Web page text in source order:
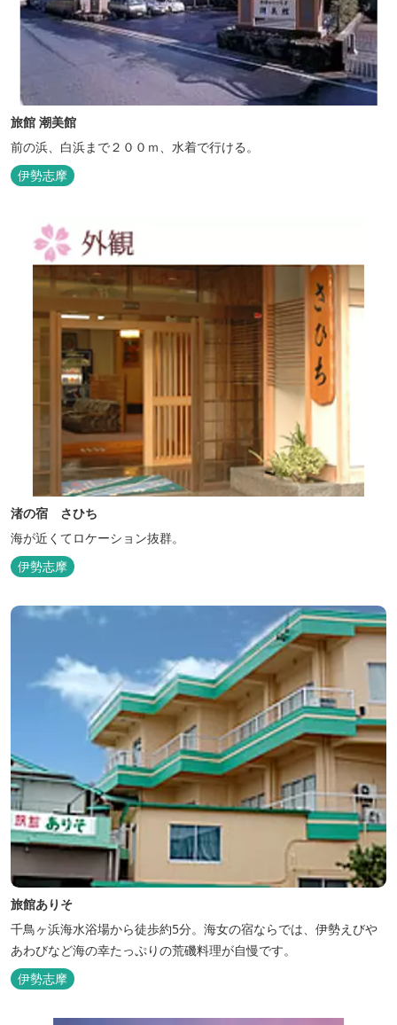
旅館 潮美館
前の浜、白浜まで２００ｍ、水着で行ける。
伊勢志摩
渚の宿 さひち
海が近くてロケーション抜群。
伊勢志摩
旅館ありそ
千鳥ヶ浜海水浴場から徒歩約5分。海女の宿ならでは、伊勢えびや
あわびなど海の幸たっぷりの荒磯料理が自慢です。
伊勢志摩